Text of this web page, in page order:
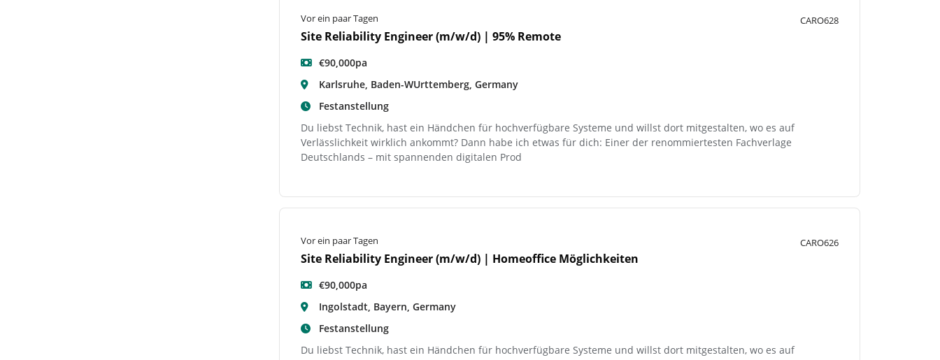
Vor ein paar Tagen CARO628
Site Reliability Engineer (m/w/d) | 95% Remote
€90,000pa
Karlsruhe, Baden-WUrttemberg, Germany
Festanstellung
Du liebst Technik, hast ein Händchen für hochverfügbare Systeme und willst dort mitgestalten, wo es auf
Verlässlichkeit wirklich ankommt? Dann habe ich etwas für dich: Einer der renommiertesten Fachverlage
Deutschlands – mit spannenden digitalen Prod
Vor ein paar Tagen CARO626
Site Reliability Engineer (m/w/d) | Homeoffice Möglichkeiten
€90,000pa
Ingolstadt, Bayern, Germany
Festanstellung
Du liebst Technik, hast ein Händchen für hochverfügbare Systeme und willst dort mitgestalten, wo es auf